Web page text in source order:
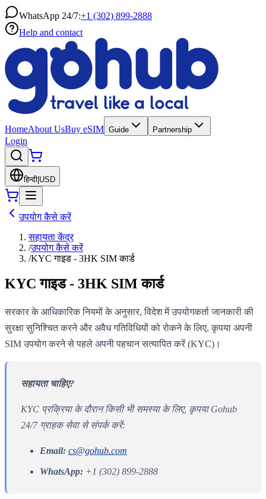
WhatsApp 24/7:+1 (302) 899-2888
Help and contact
HomeAbout UsBuy eSIM Guide Partnership
Login
हिन्दी USD
उपयोग कैसे करें
सहायता केंद्र
/उपयोग कैसे करें
/KYC गाइड - 3HK SIM कार्ड
KYC गाइड - 3HK SIM कार्ड
सरकार के आधिकारिक नियमों के अनुसार, विदेश में उपयोगकर्ता जानकारी की
सुरक्षा सुनिश्चित करने और अवैध गतिविधियों को रोकने के लिए, कृपया अपनी
SIM उपयोग करने से पहले अपनी पहचान सत्यापित करें (KYC)।
सहायता चाहिए?
KYC प्रक्रिया के दौरान किसी भी समस्या के लिए, कृपया Gohub
24/7 ग्राहक सेवा से संपर्क करें:
Email: cs@gohub.com
WhatsApp: +1 (302) 899-2888